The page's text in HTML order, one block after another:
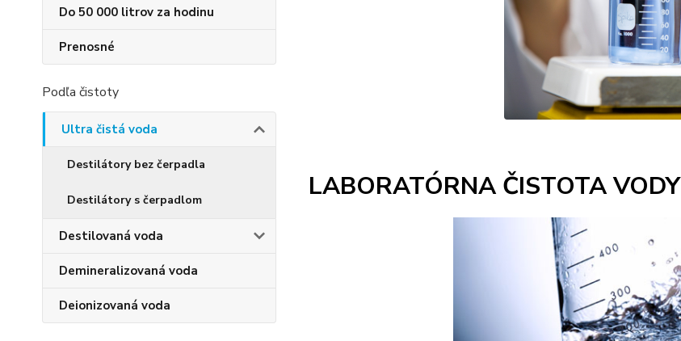
Do 50 000 litrov za hodinu
Prenosné
Podľa čistoty
Ultra čistá voda
Destilátory bez čerpadla
Destilátory s čerpadlom
Destilovaná voda
Demineralizovaná voda
Deionizovaná voda
LABORATÓRNA ČISTOTA VODY